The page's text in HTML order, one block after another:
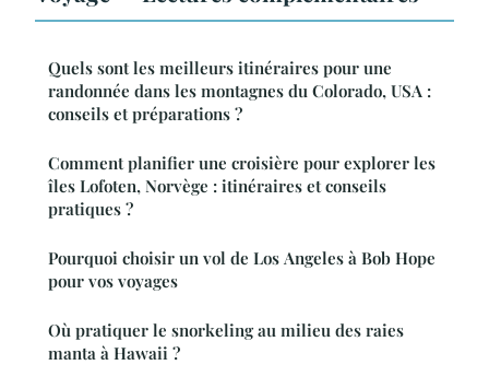
Quels sont les meilleurs itinéraires pour une
randonnée dans les montagnes du Colorado, USA :
conseils et préparations ?
Comment planifier une croisière pour explorer les
îles Lofoten, Norvège : itinéraires et conseils
pratiques ?
Pourquoi choisir un vol de Los Angeles à Bob Hope
pour vos voyages
Où pratiquer le snorkeling au milieu des raies
manta à Hawaii ?